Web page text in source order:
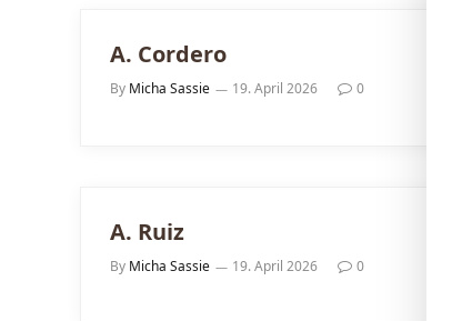
A. Cordero
By Micha Sassie 19. April 2026 0
A. Ruiz
By Micha Sassie 19. April 2026 0